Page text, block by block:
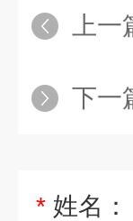
上一
下一
* 姓名：